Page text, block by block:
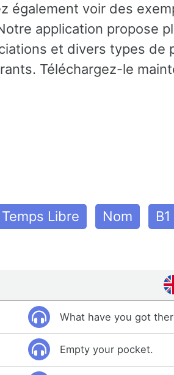
également voir des
application propose
et divers types de
Téléchargez-le
Libre Nom B1
What have you got
Empty your pocket.